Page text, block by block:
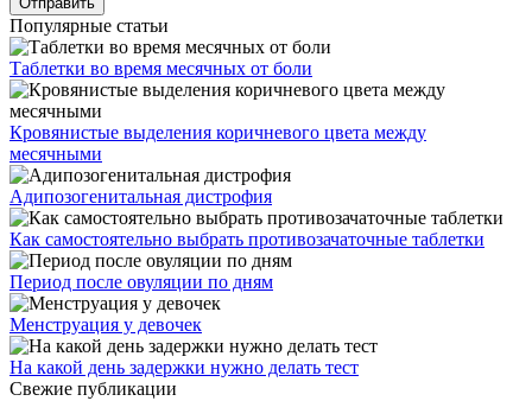
Популярные статьи
Таблетки во время месячных от боли
Кровянистые выделения коричневого цвета между
месячными
Адипозогенитальная дистрофия
Как самостоятельно выбрать противозачаточные таблетки
Период после овуляции по дням
Менструация у девочек
На какой день задержки нужно делать тест
Свежие публикации